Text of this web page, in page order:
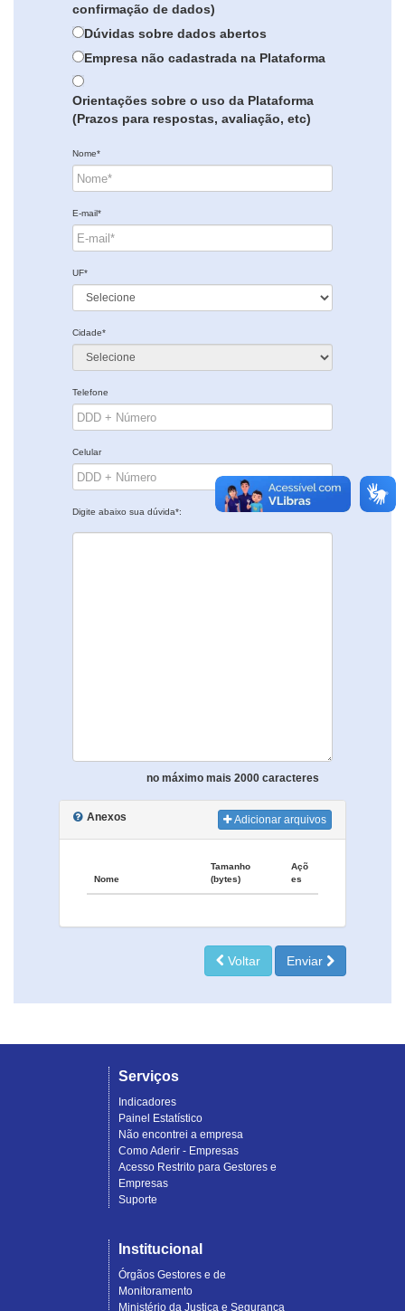
confirmação de dados)
Dúvidas sobre dados abertos
Empresa não cadastrada na Plataforma
Orientações sobre o uso da Plataforma
(Prazos para respostas, avaliação, etc)
Nome*
E-mail*
UF*
Cidade*
Telefone
Celular
Digite abaixo sua dúvida*:
no máximo mais 2000 caracteres
Anexos Adicionar arquivos
Nome
Tamanho
(bytes)
Açõ
es
Voltar Enviar
Serviços
Indicadores
Painel Estatístico
Não encontrei a empresa
Como Aderir - Empresas
Acesso Restrito para Gestores e
Empresas
Suporte
Institucional
Órgãos Gestores e de
Monitoramento
Ministério da Justiça e Segurança